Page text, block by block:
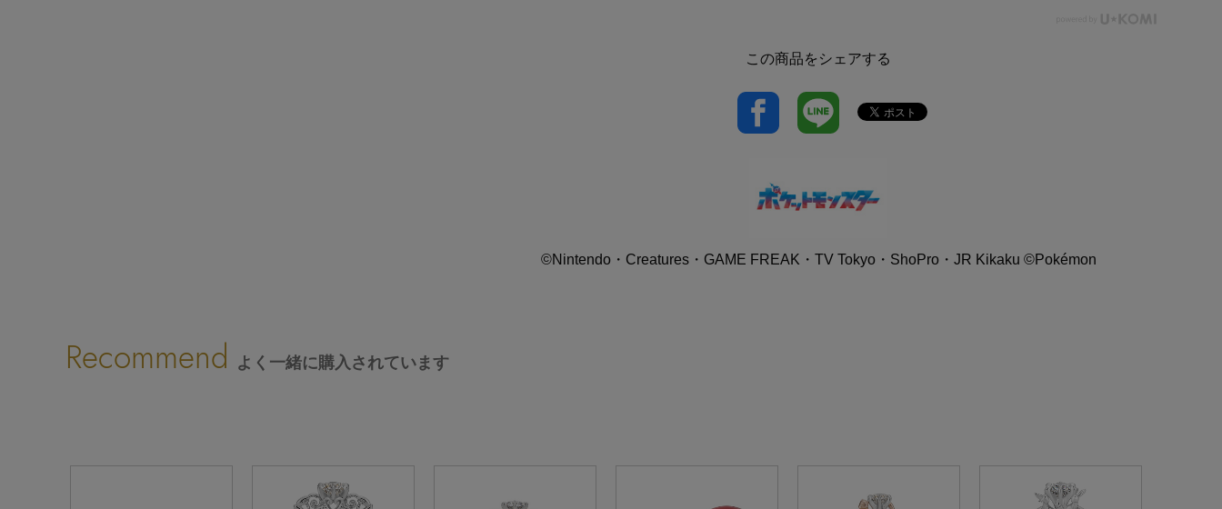
この商品をシェアする
©Nintendo・Creatures・GAME FREAK・TV Tokyo・ShoPro・JR Kikaku ©Pokémon
Recommend よく一緒に購入されています